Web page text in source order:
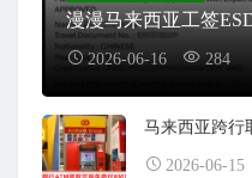
漫漫马来西亚工签
2026-06-16 284
马来西亚跨行
2026-06-15